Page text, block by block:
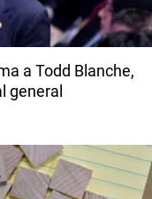
a Todd Blanche,
general